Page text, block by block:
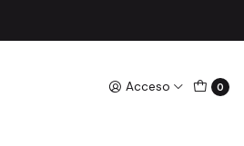
Acceso 0
ZAFON,